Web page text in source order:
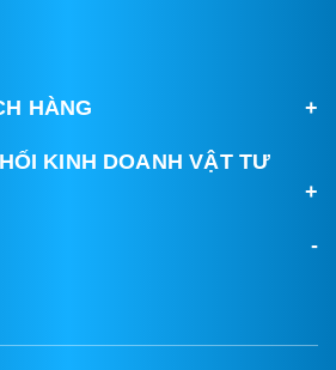
HÀNG
KINH DOANH VẬT TƯ